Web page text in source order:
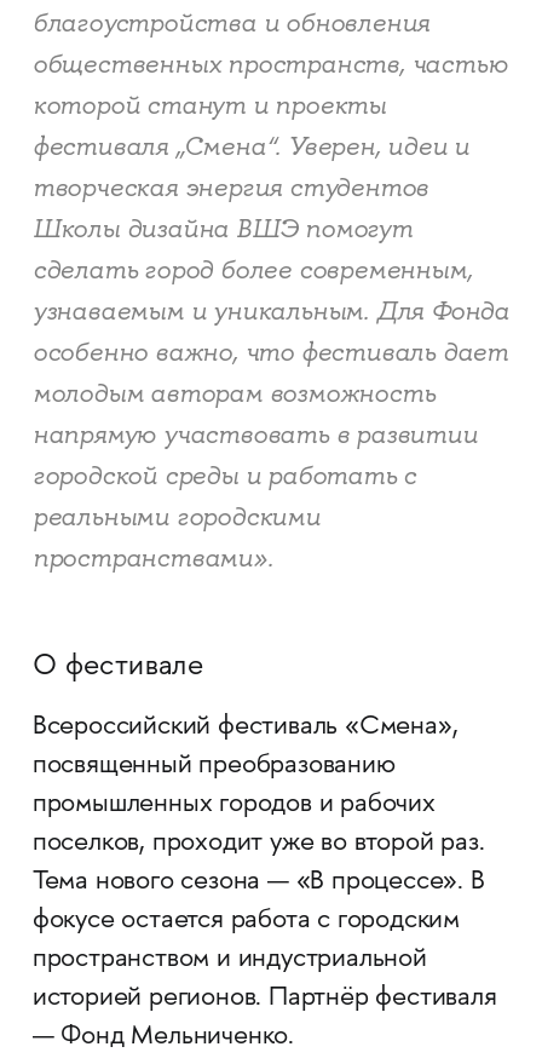
благоустройства и обновления
общественных пространств, частью
которой станут и проекты
фестиваля „Смена“. Уверен, идеи и
творческая энергия студентов
Школы дизайна ВШЭ помогут
сделать город более современным,
узнаваемым и уникальным. Для Фонда
особенно важно, что фестиваль дает
молодым авторам возможность
напрямую участвовать в развитии
городской среды и работать с
реальными городскими
пространствами».
О фестивале
Всероссийский фестиваль «Смена»,
посвященный преобразованию
промышленных городов и рабочих
поселков, проходит уже во второй раз.
Тема нового сезона — «В процессе». В
фокусе остается работа с городским
пространством и индустриальной
историей регионов. Партнёр фестиваля
— Фонд Мельниченко.